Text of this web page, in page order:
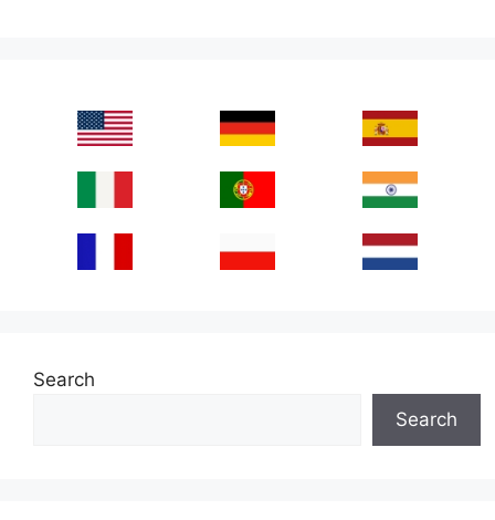
Search
Search